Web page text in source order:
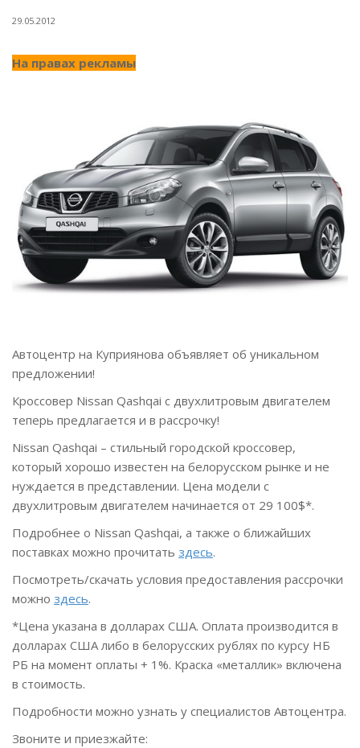
29.05.2012
На правах рекламы
Автоцентр на Куприянова объявляет об уникальном
предложении!
Кроссовер Nissan Qashqai с двухлитровым двигателем
теперь предлагается и в рассрочку!
Nissan Qashqai – стильный городской кроссовер,
который хорошо известен на белорусском рынке и не
нуждается в представлении. Цена модели с
двухлитровым двигателем начинается от 29 100$*.
Подробнее о Nissan Qashqai, а также о ближайших
поставках можно прочитать здесь.
Посмотреть/скачать условия предоставления рассрочки
можно здесь.
*Цена указана в долларах США. Оплата производится в
долларах США либо в белорусских рублях по курсу НБ
РБ на момент оплаты + 1%. Краска «металлик» включена
в стоимость.
Подробности можно узнать у специалистов Автоцентра.
Звоните и приезжайте: